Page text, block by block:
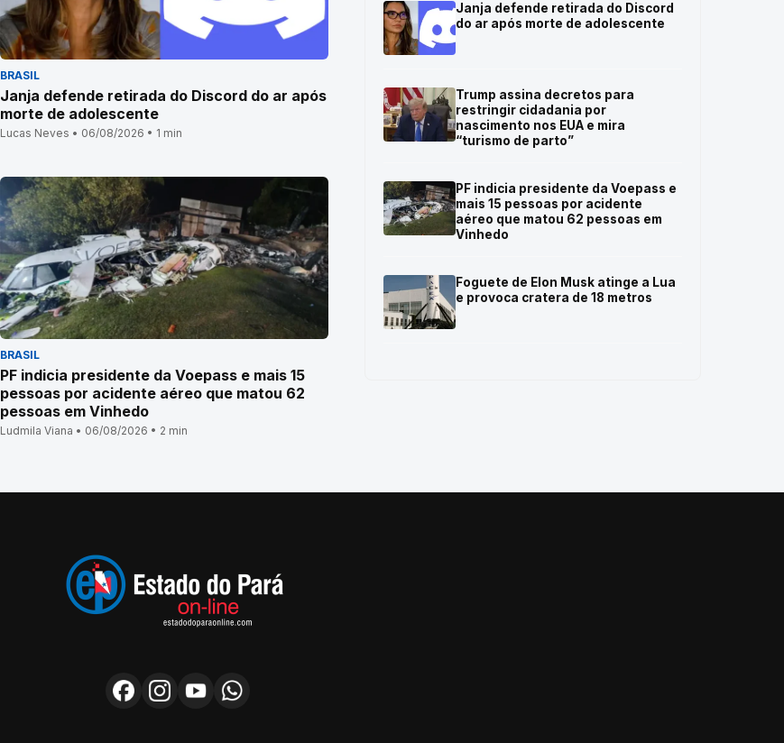
BRASIL
Janja defende retirada do Discord do ar após
morte de adolescente
Lucas Neves • 06/08/2026 • 1 min
BRASIL
PF indicia presidente da Voepass e mais 15
pessoas por acidente aéreo que matou 62
pessoas em Vinhedo
Ludmila Viana • 06/08/2026 • 2 min
Janja defende retirada do Discord
do ar após morte de adolescente
Trump assina decretos para
restringir cidadania por
nascimento nos EUA e mira
“turismo de parto”
PF indicia presidente da Voepass e
mais 15 pessoas por acidente
aéreo que matou 62 pessoas em
Vinhedo
Foguete de Elon Musk atinge a Lua
e provoca cratera de 18 metros